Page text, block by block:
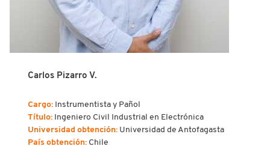
Carlos Pizarro V.
Cargo: Instrumentista y Pañol
Título: Ingeniero Civil Industrial en Electrónica
Universidad obtención: Universidad de Antofagasta
País obtención: Chile